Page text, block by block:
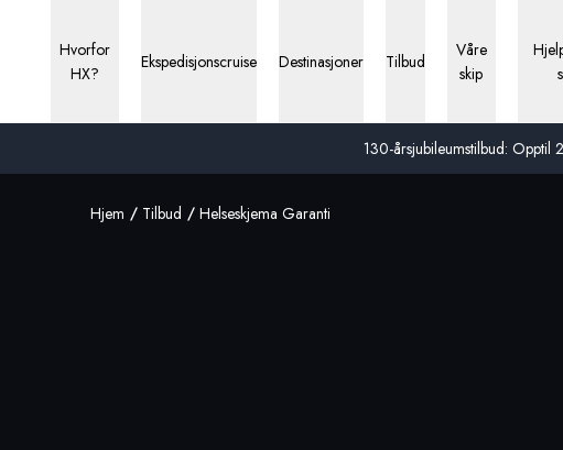
130-årsjubileumstilbud: Opptil
Hvorfor
HX?
Ekspedisjonscruise Destinasjoner Tilbud
Våre
skip
Hjem Tilbud Helseskjema Garanti